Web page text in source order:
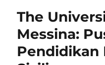
The
Messina:
Pendidikan